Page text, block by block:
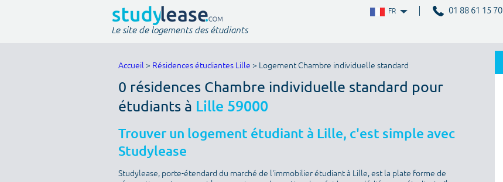
FR 01 88 61 15 70
Le site de logements des étudiants
Accueil > Résidences étudiantes Lille > Logement Chambre individuelle standard
0 résidences Chambre individuelle standard pour
étudiants à Lille 59000
Trouver un logement étudiant à Lille, c'est simple avec
Studylease
Studylease, porte-étendard du marché de l'immobilier étudiant à Lille, est la plate forme de